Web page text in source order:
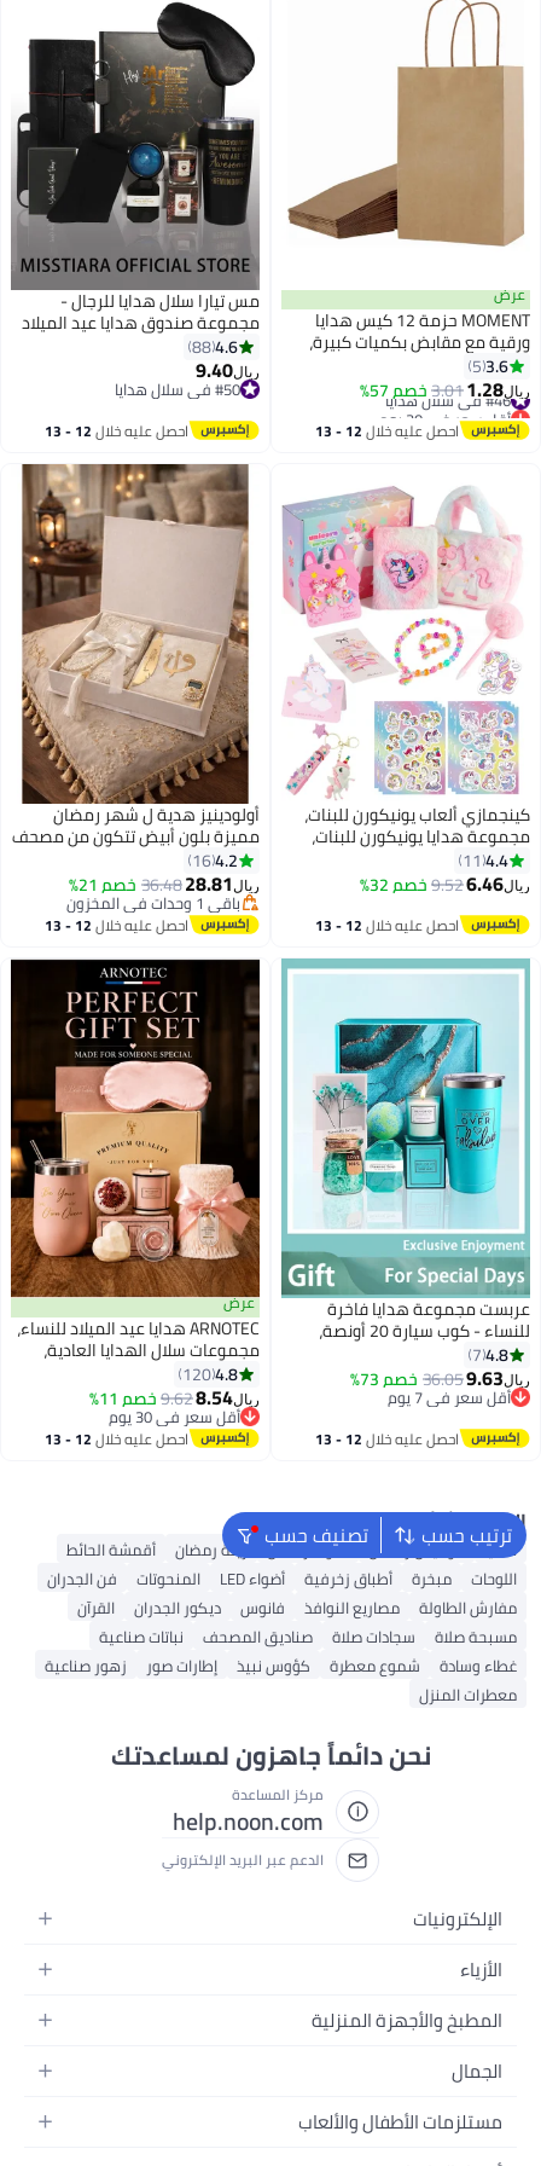
عرض
MOMENT حزمة 12 كيس هدايا
ورقية مع مقابض بكميات كبيرة،
سم، أكياس تسوق قابلة لإعادة
التدوير للبيع بالتجزئة، البقالة، هدايا
الحفلات، الزفاف، بني
3.6
5
ريال1.28
3.01خصم 57% #46 في سلال هدايا
أقل سعر في 30 يوم
#46 في سلال هدايا احصل عليه خلال 12 - 13
مس تيارا سلال هدايا للرجال -
مجموعة صندوق هدايا عيد الميلاد
ملهمة، باقات علاج سبا للاسترخاء
للرجال، هدايا الصداقة للأصدقاء
4.6
88
ريال9.40
#50 في سلال هدايا
احصل عليه خلال 12 - 13
كينجمازي ألعاب يونيكورن للبنات،
مجموعة هدايا يونيكورن للبنات،
هدايا للبنات مع حقيبة يونيكورن
ودفتر ملاحظات يونيكورن ودبابيس
شعر، هدايا عيد ميلاد رأس السنة
الجديدة وعيد الأطفال للبنات (ملونة)
4.4
11
ريال6.46
9.52خصم 32%
احصل عليه خلال 12 - 13
أولودينيز هدية ل شهر رمضان
مميزة بلون أبيض تتكون من مصحف
مسبحة الكترونية ومسبحة خرزية ،
وسجادة صلاة ، وفاصل قرائي مذهب
على شكل ريشة ، الصناعة تركية
4.2
16
ريال28.81
36.48خصم 21%
باقي 1 وحدات في المخزون
باقي 1 وحدات في المخزون احصل عليه خلال 12 - 13
عربست مجموعة هدايا فاخرة
للنساء - كوب سيارة 20 أونصة،
شموع معطرة، كرات استحمام
وصابون يدوي - هدايا عيد ميلاد
ورمضان ويوم الأم في صندوق سبا
مثالي للزوجة والحبيبة والنساء
4.8
7
ريال9.63
36.05خصم 73%
أقل سعر في 7 يوم
أقل سعر في 7 يوم
احصل عليه خلال 12 - 13
عرض
ARNOTEC هدايا عيد الميلاد للنساء،
مجموعات سلال الهدايا العادية،
أفكار هدايا فريدة للنساء، هدايا للأم
والأخوات وأفضل الأصدقاء والزوجات،
هدايا للنساء للزملاء والمعلمين
والممرضات
4.8
120
ريال8.54
9.62خصم 11%
أقل سعر في 30 يوم
أقل سعر في 30 يوماحصل عليه خلال 12 - 13
ترتيب حسب تصنيف حسب البحث الشائع
هدايا فوانيس رمضان أضواء رمضان زينة رمضان
أقمشة الحائط
اللوحات
مبخرة أطباق زخرفية أضواء LED المنحوتات
فن الجدران
مفارش الطاولة
مصاريع النوافذ فانوس ديكور الجدران
القرآن
مسبحة صلاة
سجادات صلاة صناديق المصحف
نباتات صناعية
غطاء وسادة
شموع معطرة كؤوس نبيذ إطارات صور
زهور صناعية
معطرات المنزل
نحن دائماً جاهزون لمساعدتك
مركز المساعدة
help.noon.com
الدعم عبر البريد الإلكتروني
الإلكترونيات
الجوالات
اللابتوبات
الأجهزة المنزلية
التلفزيونات
الأزياء
أزياء نسائية
أزياء البنات
أزياء الأولاد
المطبخ والأجهزة المنزلية
الحمام
المطبخ والسفرة
الجمال
العطور
مستلزمات الأطفال والألعاب